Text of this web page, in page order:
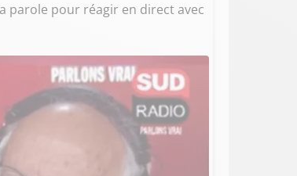
parole pour réagir en direct avec